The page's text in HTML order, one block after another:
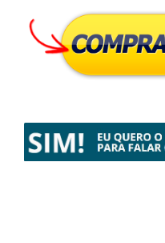
Senado dos EUA
Projeto de Lei para